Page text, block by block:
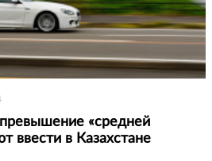
«средней
ввести в Казахстане